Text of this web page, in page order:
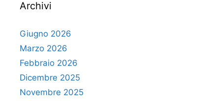
Archivi
Giugno 2026
Marzo 2026
Febbraio 2026
Dicembre 2025
Novembre 2025